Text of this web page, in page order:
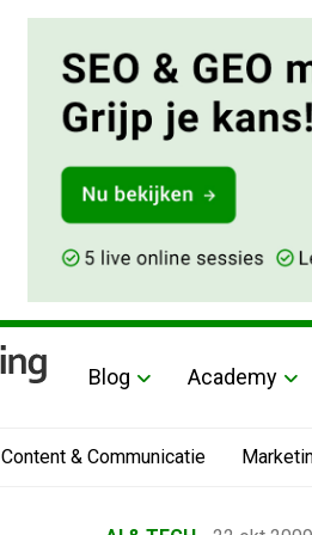
Blog Academy
Content & Communicatie